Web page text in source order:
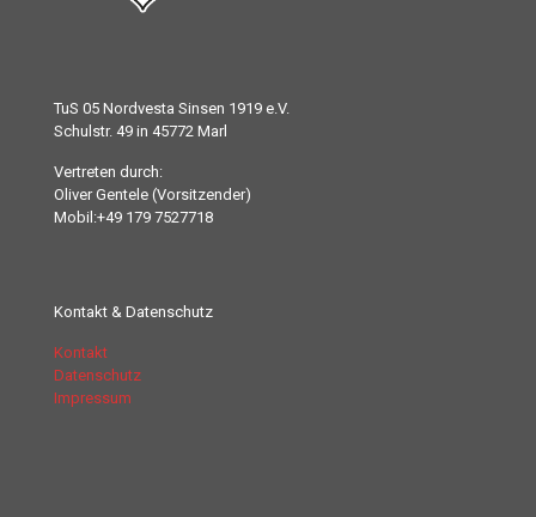
TuS 05 Nordvesta Sinsen 1919 e.V.
Schulstr. 49 in 45772 Marl
Vertreten durch:
Oliver Gentele (Vorsitzender)
Mobil:+49 179 7527718
Kontakt & Datenschutz
Kontakt
Datenschutz
Impressum